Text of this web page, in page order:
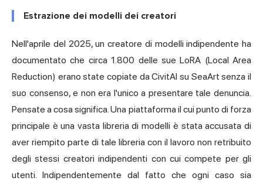
Estrazione dei modelli dei creatori
Nell'aprile del 2025, un creatore di modelli indipendente ha
documentato che circa 1.800 delle sue LoRA (Local Area
Reduction) erano state copiate da CivitAI su SeaArt senza il
suo consenso, e non era l'unico a presentare tale denuncia.
Pensate a cosa significa. Una piattaforma il cui punto di forza
principale è una vasta libreria di modelli è stata accusata di
aver riempito parte di tale libreria con il lavoro non retribuito
degli stessi creatori indipendenti con cui compete per gli
utenti. Indipendentemente dal fatto che ogni caso sia